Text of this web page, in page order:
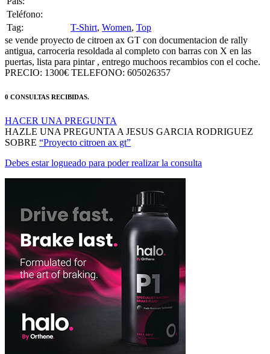
Teléfono:
Tag:
T-Shirt, Women, Top
se vende proyecto de citroen ax GT con documentacion de rally
antigua, carroceria resoldada al completo con barras con X en las
puertas, lista para pintar , entrego muchoos recambios con el coche.
PRECIO: 1300€ TELEFONO: 605026357
0 CONSULTAS RECIBIDAS.
HACER UNA PREGUNTA
HAZLE UNA PREGUNTA A JESUS GARCIA RODRIGUEZ
SOBRE “Proyecto citroen ax gt”
Debes estar logueado para poder realizar la consulta